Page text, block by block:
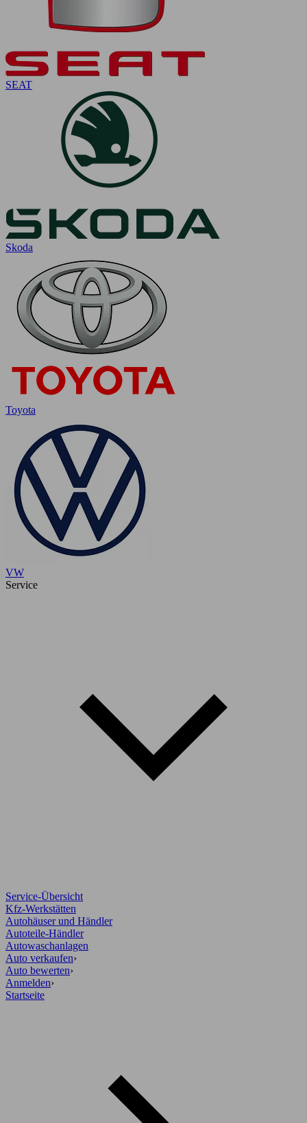
SEAT
Skoda
Toyota
VW
Service
Service-Übersicht
Kfz-Werkstätten
Autohäuser und Händler
Autoteile-Händler
Autowaschanlagen
Auto verkaufen›
Auto bewerten›
Anmelden›
Startseite